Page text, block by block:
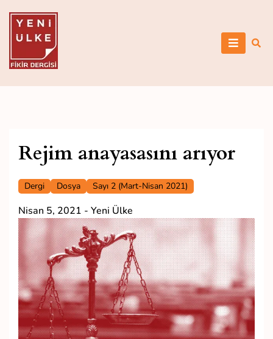
content
Yeni Ülke
Rejim anayasasını arıyor
Dergi Dosya Sayı 2 (Mart-Nisan 2021)
Nisan 5, 2021 - Yeni Ülke